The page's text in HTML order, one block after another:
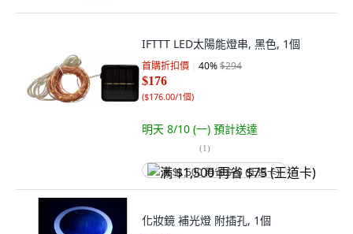
IFTTT LED太陽能燈串, 黑色, 1個
首購折扣價 40%$294
$176
($176.00/1個)
明天 8/10 (一) 預計送達
(1)
满 $1,500 再省 $75 (王道卡)
化妝鏡 補光燈 附插孔, 1個